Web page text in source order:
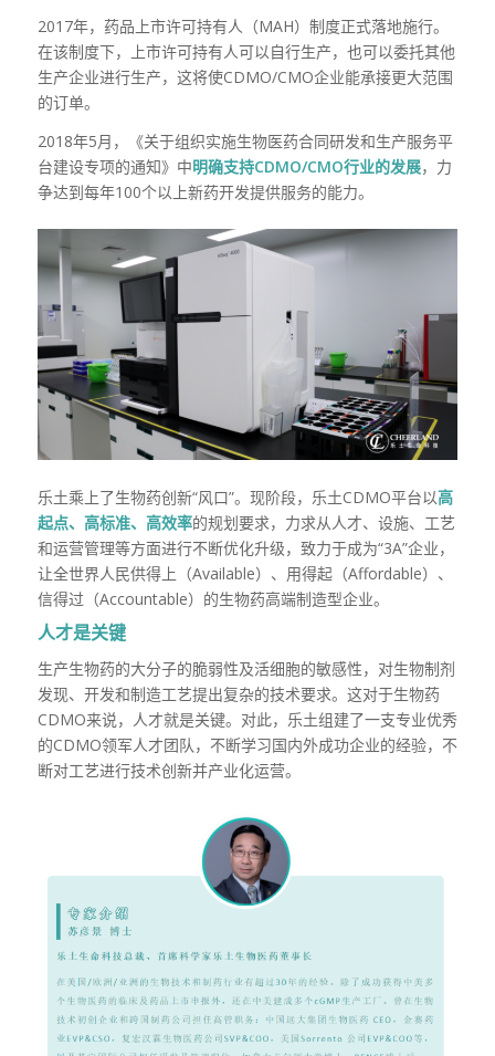
2017年，药品上市许可持有人（MAH）制度正式落地施行。
在该制度下，上市许可持有人可以自行生产，也可以委托其他
生产企业进行生产，这将使CDMO/CMO企业能承接更大范围
的订单。
2018年5月，
《关于组织实施生物医药合同研发和生产服务平
台建设专项的通知》中明确支持CDMO/CMO行业的发展，力
争达到每年100个以上新药开发提供服务的能力。
乐土乘上了生物药创新“风口”。现阶段，乐土CDMO平台以高
起点、高标准、高效率的规划要求，力求从人才、设施、工艺
和运营管理等方面进行不断优化升级，致力于成为“3A”企业，
让全世界人民供得上（Available）、用得起（Affordable）、
信得过（Accountable）的生物药高端制造型企业。
人才是关键
生产生物药的大分子的脆弱性及活细胞的敏感性，对生物制剂
发现、开发和制造工艺提出复杂的技术要求。这对于生物药
CDMO来说，人才就是关键。对此，乐土组建了一支专业优秀
的CDMO领军人才团队，不断学习国内外成功企业的经验，不
断对工艺进行技术创新并产业化运营。